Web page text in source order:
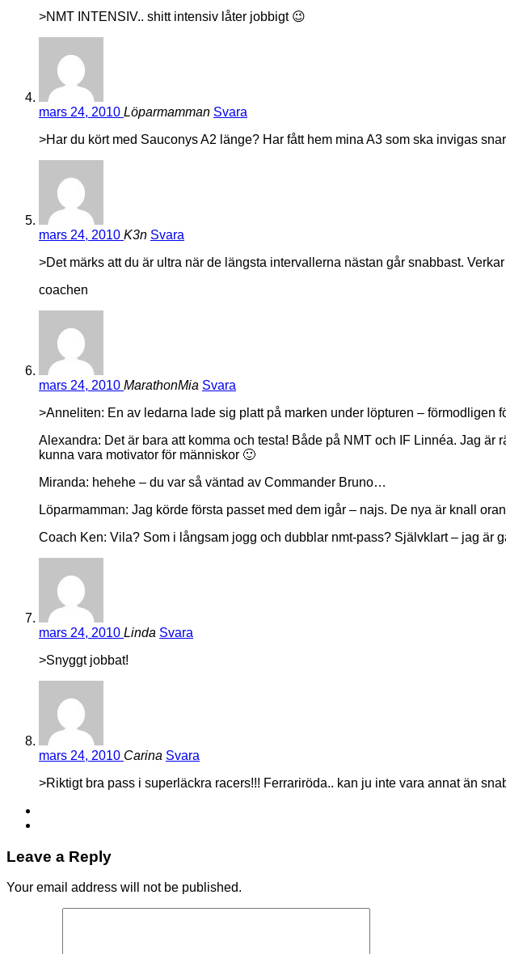
>NMT INTENSIV.. shitt intensiv låter jobbigt 😉
mars 24, 2010 Löparmamman Svara
>Har du kört med Sauconys A2 länge? Har fått hem mina A3 som ska invigas
mars 24, 2010 K3n Svara
>Det märks att du är ultra när de längsta intervallerna nästan går snabbast.
coachen
mars 24, 2010 MarathonMia Svara
>Anneliten: En av ledarna lade sig platt på marken under löpturen – förmodligen
Alexandra: Det är bara att komma och testa! Både på NMT och IF Linnéa. Jag
kunna vara motivator för människor 🙂
Miranda: hehehe – du var så väntad av Commander Bruno…
Löparmamman: Jag körde första passet med dem igår – najs. De nya är knall
Coach Ken: Vila? Som i långsam jogg och dubblar nmt-pass? Självklart – jag är
mars 24, 2010 Linda Svara
>Snyggt jobbat!
mars 24, 2010 Carina Svara
>Riktigt bra pass i superläckra racers!!! Ferrariröda.. kan ju inte vara annat än
Leave a Reply
Your email address will not be published.